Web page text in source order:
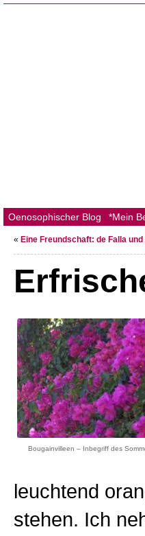
Oenosophischer Blog *Mein
« Eine Freundschaft: de Falla und
Bougainvilleen – Inbegriff des
leuchtend
stehen. Ich